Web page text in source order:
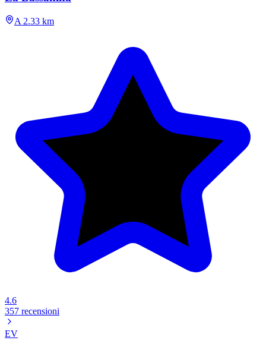
A 2.33 km
4.6
357 recensioni
EV